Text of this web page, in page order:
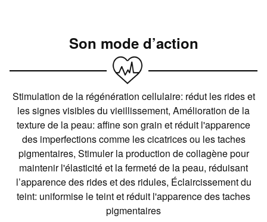
Son mode d’action
Stimulation de la régénération cellulaire: rédut les rides et
les signes visibles du vieillissement, Amélioration de la
texture de la peau: affine son grain et réduit l'apparence
des imperfections comme les cicatrices ou les taches
pigmentaires, Stimuler la production de collagène pour
maintenir l'élasticité et la fermeté de la peau, réduisant
l’apparence des rides et des ridules, Éclaircissement du
teint: uniformise le teint et réduit l'apparence des taches
pigmentaires